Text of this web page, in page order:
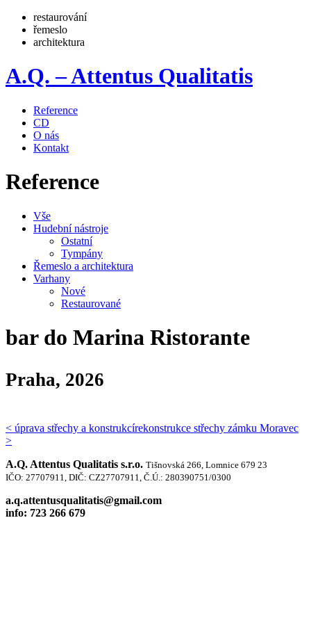
restaurování
řemeslo
architektura
A.Q. – Attentus Qualitatis
Reference
CD
O nás
Kontakt
Reference
Vše
Hudební nástroje
Ostatní
Tympány
Řemeslo a architektura
Varhany
Nové
Restaurované
bar do Marina Ristorante
Praha, 2026
< úprava střechy a konstrukcírekonstrukce střechy zámku Moravec
>
A.Q. Attentus Qualitatis s.r.o. Tišnovská 266, Lomnice 679 23
IČO: 27707911, DIČ: CZ27707911, Č.Ú.: 280390751/0300
a.q.attentusqualitatis@gmail.com
info: 723 266 679